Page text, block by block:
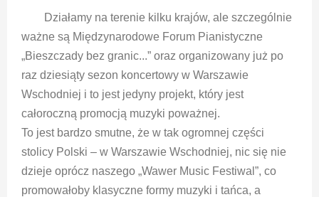
Działamy na terenie kilku krajów, ale szczególnie
ważne są Międzynarodowe Forum Pianistyczne
„Bieszczady bez granic...” oraz organizowany już po
raz dziesiąty sezon koncertowy w Warszawie
Wschodniej i to jest jedyny projekt, który jest
całoroczną promocją muzyki poważnej.
To jest bardzo smutne, że w tak ogromnej części
stolicy Polski – w Warszawie Wschodniej, nic się nie
dzieje oprócz naszego „Wawer Music Festiwal”, co
promowałoby klasyczne formy muzyki i tańca, a